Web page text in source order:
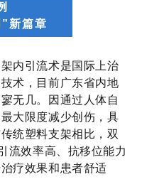
新篇章
内引流术是国际上治
术，目前广东省内地
无几。因通过人体自
大限度减少创伤，具
统塑料支架相比，双
流效率高、抗移位能力
疗效果和患者舒适